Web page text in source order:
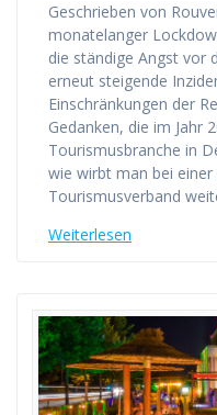
Geschrieben von
monatelanger
die ständige Angst vor
erneut steigende
Einschränkungen der
Gedanken, die im Jahr
Tourismusbranche in
wie wirbt man bei
Tourismusverband
Weiterlesen